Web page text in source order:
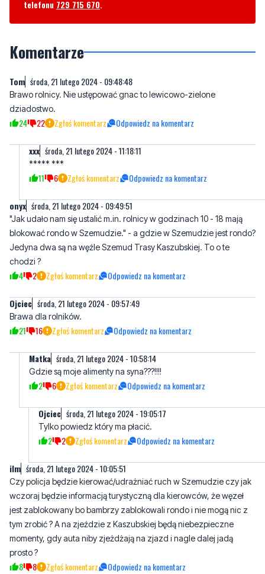
telefonu 729 715 670.
Komentarze
Tom środa, 21 lutego 2024 - 09:48:48
Brawo rolnicy. Nie ustępować gnac to lewicowo-zielone
dziadostwo.
24 22 Zgłoś komentarz Odpowiedz na komentarz
xxx środa, 21 lutego 2024 - 11:18:11
***** ***
11 6 Zgłoś komentarz Odpowiedz na komentarz
onyx środa, 21 lutego 2024 - 09:49:51
"Jak udało nam się ustalić m.in. rolnicy w godzinach 10 - 18 mają
blokować rondo w Szemudzie." - a gdzie w Szemudzie jest rondo?
Jedyna dwa są na węźle Szemud Trasy Kaszubskiej. To o te
chodzi ?
4 2 Zgłoś komentarz Odpowiedz na komentarz
Ojciec środa, 21 lutego 2024 - 09:57:49
Brawa dla rolników.
21 16 Zgłoś komentarz Odpowiedz na komentarz
Matka środa, 21 lutego 2024 - 10:58:14
Gdzie są moje alimenty na syna???!!!!
2 6 Zgłoś komentarz Odpowiedz na komentarz
Ojciec środa, 21 lutego 2024 - 19:05:17
Tylko powiedz który ma płacić.
2 2 Zgłoś komentarz Odpowiedz na komentarz
ilm środa, 21 lutego 2024 - 10:05:51
Czy policja będzie kierować/udrażniać ruch w Szemudzie czy jak
wczoraj będzie informacją turystyczną dla kierowców, że węzeł
jest zablokowany bo bambrzy zablokowali rondo i nie mogą nic z
tym zrobić ? A na zjeździe z Kaszubskiej będą niebezpieczne
momenty, gdy auta niby zjeżdżają na zjazd i nagle dalej jadą
prosto ?
8 8 Zgłoś komentarz Odpowiedz na komentarz